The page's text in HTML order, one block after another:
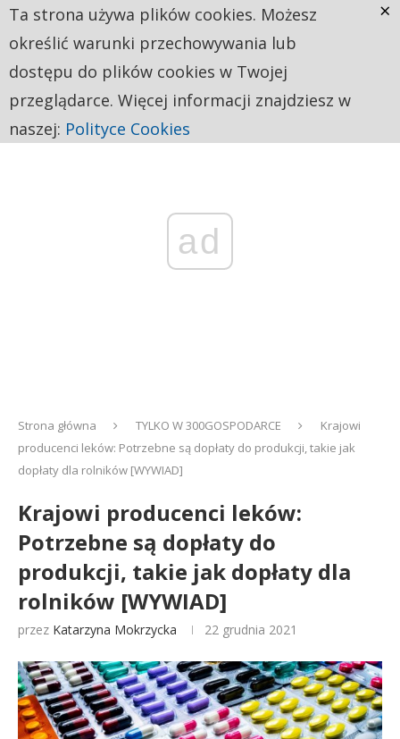
ad
Strona główna TYLKO W 300GOSPODARCE
Krajowi
producenci leków: Potrzebne są dopłaty do produkcji, takie jak
dopłaty dla rolników [WYWIAD]
Krajowi producenci leków:
Potrzebne są dopłaty do
produkcji, takie jak dopłaty dla
rolników [WYWIAD]
przez Katarzyna Mokrzycka 22 grudnia 2021
Ta strona używa plików cookies. Możesz
określić warunki przechowywania lub
dostępu do plików cookies w Twojej
przeglądarce. Więcej informacji znajdziesz w
naszej: Polityce Cookies
×